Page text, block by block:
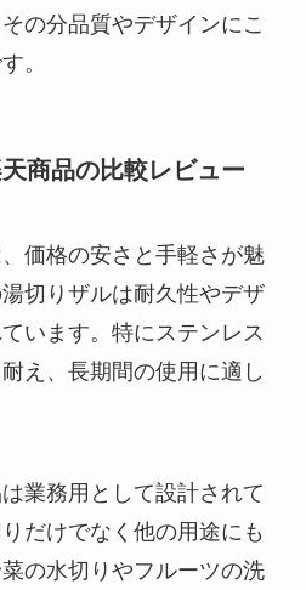
の分品質やデザインにこ
。
商品の比較レビュー
価格の安さと手軽さが魅
切りザルは耐久性やデザ
います。特にステンレス
え、長期間の使用に適し
業務用として設計されて
だけでなく他の用途にも
の水切りやフルーツの洗